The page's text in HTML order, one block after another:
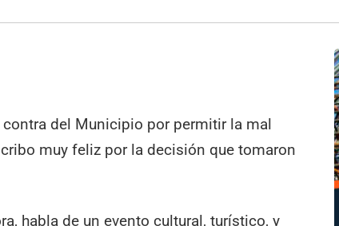
del Municipio por permitir la mal
muy feliz por la decisión que tomaron
habla de un evento cultural, turístico, y